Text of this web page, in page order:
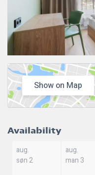
Show on Map
Availability
aug.
søn 2
aug.
man 3